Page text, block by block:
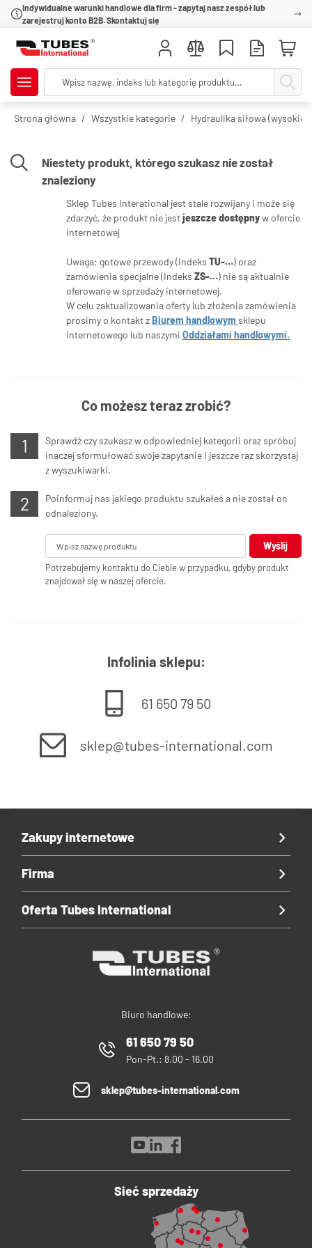
Indywidualne warunki handlowe dla firm - zapytaj nasz zespół lub
zarejestruj konto B2B. Skontaktuj się
Strona główna Wszystkie kategorie Hydraulika siłowa (wysokie
Niestety produkt, którego szukasz nie został
znaleziony
Sklep Tubes Interational jest stale rozwijany i może się
zdarzyć, że produkt nie jestjeszcze dostępnyw ofercie
internetowej
Uwaga: gotowe przewody (Indeks TU-…) oraz
zamówienia specjalne (Indeks ZS-…) nie są aktualnie
oferowane w sprzedaży internetowej.
W celu zaktualizowania oferty lub złożenia zamówienia
prosimy o kontakt zBiurem handlowym sklepu
internetowego lub naszymi Oddziałami handlowymi.
Co możesz teraz zrobić?
Sprawdź czy szukasz w odpowiedniej kategorii oraz spróbuj
inaczej sformułować swoje zapytanie i jeszcze raz skorzystaj
z wyszukiwarki.
Poinformuj nas jakiego produktu szukałeś a nie został on
odnaleziony.
Wyślij
Potrzebujemy kontaktu do Ciebie w przypadku, gdyby produkt
znajdował się w naszej ofercie.
Infolinia sklepu:
61 650 79 50
sklep@tubes-international.com
Biuro handlowe:
61 650 79 50
Pon-Pt.: 8.00 - 16.00
sklep@tubes-international.com
Zakupy internetowe
Firma
Oferta Tubes International
Sieć sprzedaży